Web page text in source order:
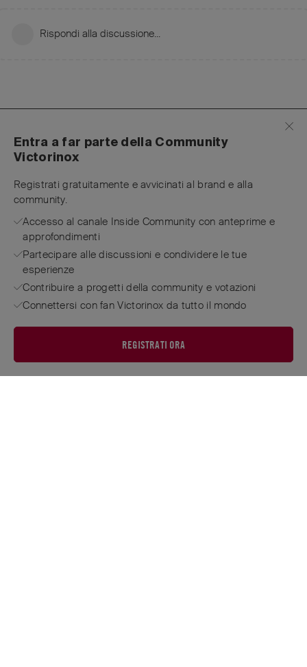
Rispondi alla discussione...
Entra a far parte della Community
Victorinox
Registrati gratuitamente e avvicinati al brand e alla
community.
Accesso al canale Inside Community con anteprime e
approfondimenti
Partecipare alle discussioni e condividere le tue
esperienze
Contribuire a progetti della community e votazioni
Connettersi con fan Victorinox da tutto il mondo
REGISTRATI ORA